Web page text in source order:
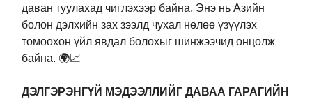
даван туулахад чиглэхээр байна. Энэ нь Азийн
болон дэлхийн зах зээлд чухал нөлөө үзүүлэх
томоохон үйл явдал болохыг шинжээчид онцолж
байна. 🌍📈
ДЭЛГЭРЭНГҮЙ МЭДЭЭЛЛИЙГ ДАВАА ГАРАГИЙН